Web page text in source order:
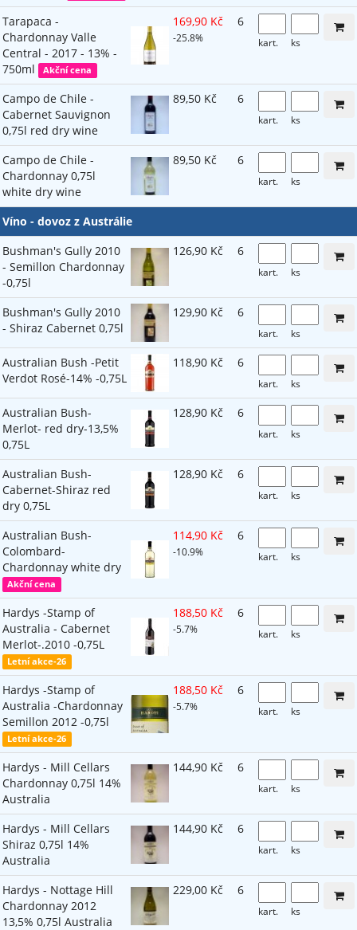
Tarapaca -
Chardonnay Valle
Central - 2017 - 13% -
750ml
Akční cena
169,90 Kč
-25.8%
6
kart. ks
Campo de Chile -
Cabernet Sauvignon
0,75l red dry wine
89,50 Kč 6
kart. ks
Campo de Chile -
Chardonnay 0,75l
white dry wine
89,50 Kč 6
kart. ks
Víno - dovoz z Austrálie
Bushman's Gully 2010
- Semillon Chardonnay
-0,75l
126,90 Kč 6
kart. ks
Bushman's Gully 2010
- Shiraz Cabernet 0,75l
129,90 Kč 6
kart. ks
Australian Bush -Petit
Verdot Rosé-14% -0,75L
118,90 Kč 6
kart. ks
Australian Bush-
Merlot- red dry-13,5%
0,75L
128,90 Kč 6
kart. ks
Australian Bush-
Cabernet-Shiraz red
dry 0,75L
128,90 Kč 6
kart. ks
Australian Bush-
Colombard-
Chardonnay white dry
Akční cena
114,90 Kč
-10.9%
6
kart. ks
Hardys -Stamp of
Australia - Cabernet
Merlot-.2010 -0,75L
Letní akce-26
188,50 Kč
-5.7%
6
kart. ks
Hardys -Stamp of
Australia -Chardonnay
Semillon 2012 -0,75l
Letní akce-26
188,50 Kč
-5.7%
6
kart. ks
Hardys - Mill Cellars
Chardonnay 0,75l 14%
Australia
144,90 Kč 6
kart. ks
Hardys - Mill Cellars
Shiraz 0,75l 14%
Australia
144,90 Kč 6
kart. ks
Hardys - Nottage Hill
Chardonnay 2012
13,5% 0,75l Australia
229,00 Kč 6
kart. ks